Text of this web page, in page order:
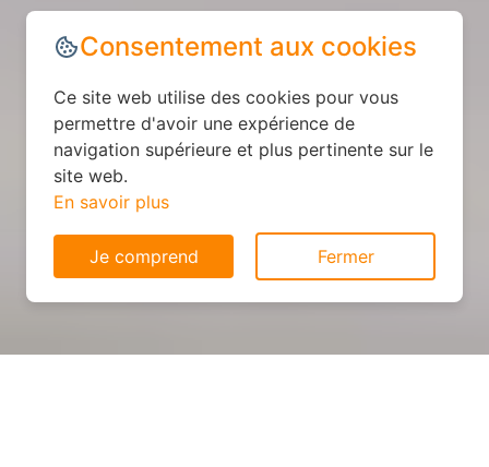
Consentement aux cookies
Ce site web utilise des cookies pour vous
permettre d'avoir une expérience de
navigation supérieure et plus pertinente sur le
site web.
En savoir plus
Je comprend Fermer